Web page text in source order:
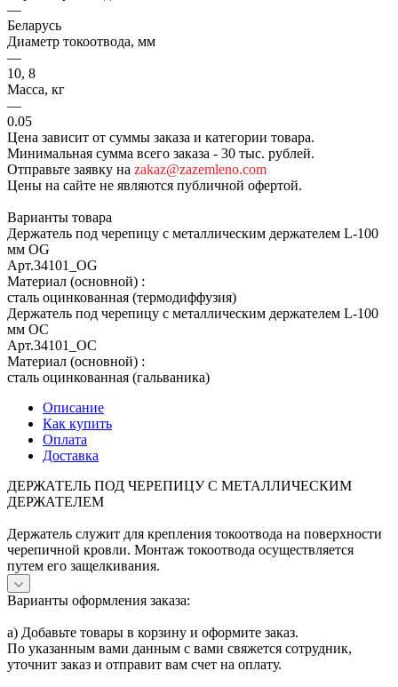
—
Беларусь
Диаметр токоотвода, мм
—
10, 8
Масса, кг
—
0.05
Цена зависит от суммы заказа и категории товара.
Минимальная сумма всего заказа - 30 тыс. рублей.
Отправьте заявку на zakaz@zazemleno.com
Цены на сайте не являются публичной офертой.
Варианты товара
Держатель под черепицу с металлическим держателем L-100
мм OG
Арт.34101_ОG
Материал (основной) :
сталь оцинкованная (термодиффузия)
Держатель под черепицу с металлическим держателем L-100
мм OC
Арт.34101_ОС
Материал (основной) :
сталь оцинкованная (гальваника)
Описание
Как купить
Оплата
Доставка
ДЕРЖАТЕЛЬ ПОД ЧЕРЕПИЦУ С МЕТАЛЛИЧЕСКИМ
ДЕРЖАТЕЛЕМ
Держатель служит для крепления токоотвода на поверхности
черепичной кровли. Монтаж токоотвода осуществляется
путем его защелкивания.
Варианты оформления заказа:
а) Добавьте товары в корзину и оформите заказ.
По указанным вами данным с вами свяжется сотрудник,
уточнит заказ и отправит вам счет на оплату.